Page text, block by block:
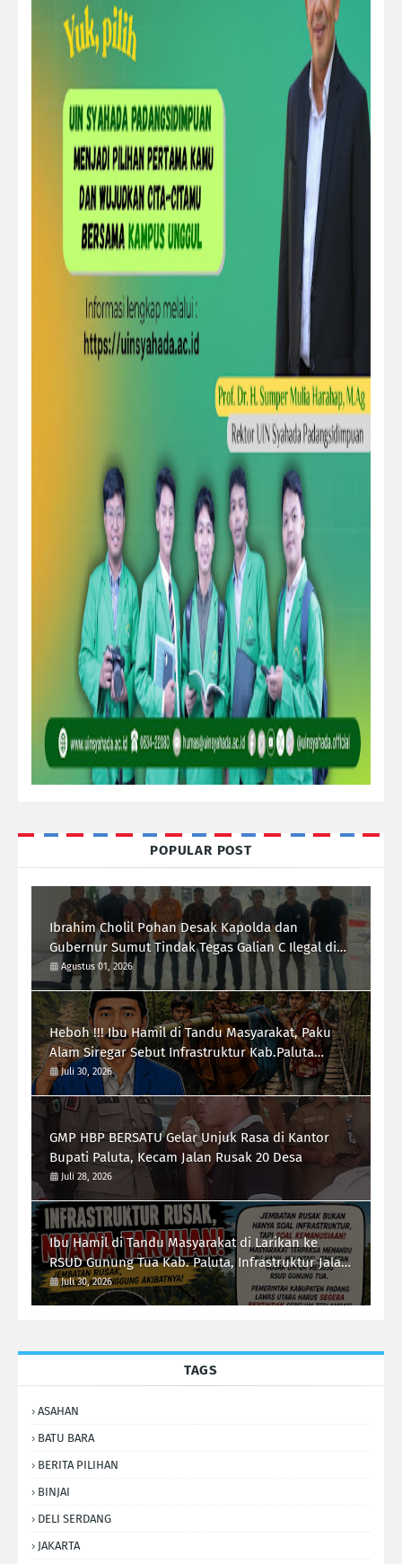
POPULAR POST
Ibrahim Cholil Pohan Desak Kapolda dan
Gubernur Sumut Tindak Tegas Galian C Ilegal di
Sipiongot Julu Kec. Dolok Kab. Paluta
Agustus 01, 2026
Heboh !!! Ibu Hamil di Tandu Masyarakat, Paku
Alam Siregar Sebut Infrastruktur Kab.Paluta
"Parah"
Juli 30, 2026
GMP HBP BERSATU Gelar Unjuk Rasa di Kantor
Bupati Paluta, Kecam Jalan Rusak 20 Desa
Juli 28, 2026
Ibu Hamil di Tandu Masyarakat di Larikan ke
RSUD Gunung Tua Kab. Paluta, Infrastruktur Jalan
Jadi Sorotan Ketua Forum-RI Bersatu Sumut
Syarif Kumala Siregar
Juli 30, 2026
TAGS
ASAHAN
BATU BARA
BERITA PILIHAN
BINJAI
DELI SERDANG
JAKARTA